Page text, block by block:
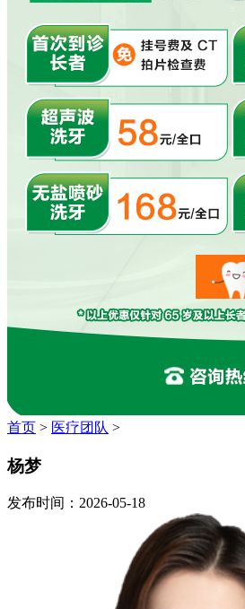
首页 > 医疗团队 >
杨梦
发布时间：2026-05-18